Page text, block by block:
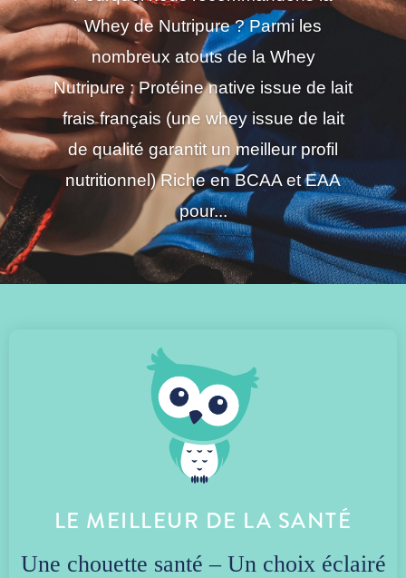
Whey de Nutripure ? Parmi les
nombreux atouts de la Whey
Nutripure : Protéine native issue de lait
frais français (une whey issue de lait
de qualité garantit un meilleur profil
nutritionnel) Riche en BCAA et EAA
pour...
LE MEILLEUR DE LA SANTÉ
Une chouette santé – Un choix éclairé